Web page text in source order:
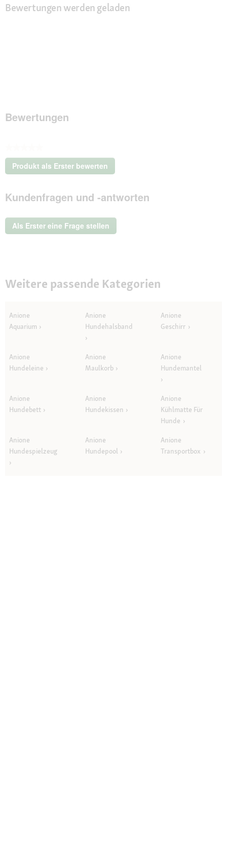
Bewertungen werden geladen
Bewertungen
Kein
Beurteilungswert
Produkt als Erster bewerten
.
dieser
Aktion
ein
modales
Kundenfragen und -antworten
Als Erster eine Frage stellen
Weitere passende Kategorien
Anione
Aquarium
Anione
Hundehalsband
Anione
Geschirr
Anione
Hundeleine
Anione
Maulkorb
Anione
Hundemantel
Anione
Hundebett
Anione
Hundekissen
Anione
Kühlmatte Für
Hunde
Anione
Hundespielzeug
Anione
Hundepool
Anione
Transportbox